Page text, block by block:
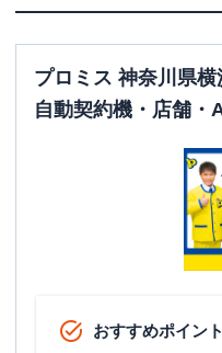
プロミス 神奈川県
自動契約機・店舗・
おすすめポイント